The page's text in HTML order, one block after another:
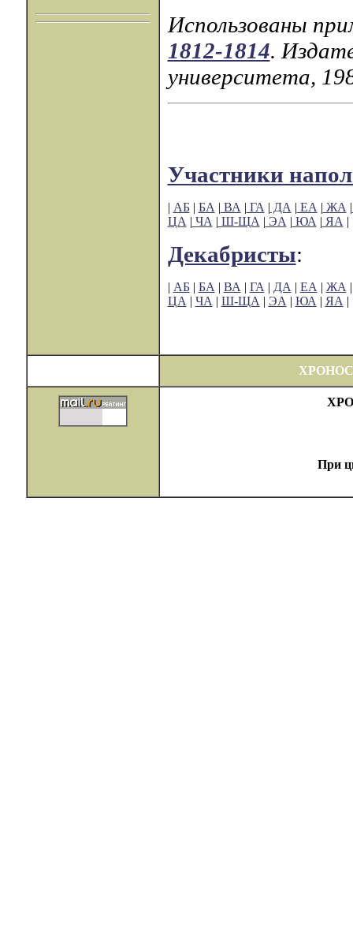
Использованы
1812-1814.
университета,
Участники
| АБ| БА | ВА | ГА | ДА | ЕА | ЖА |
ЦА | ЧА | Ш-ЩА | ЭА | ЮА | ЯА |
Декабристы:
| АБ| БА | ВА | ГА | ДА | ЕА | ЖА
ЦА | ЧА | Ш-ЩА | ЭА | ЮА | ЯА |
При